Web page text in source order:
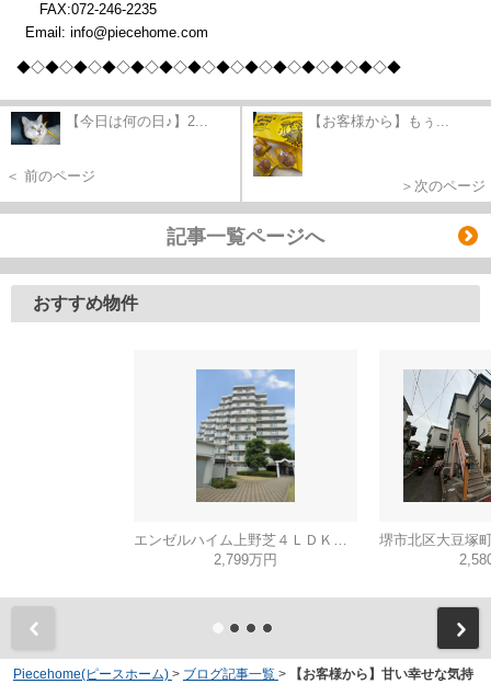
FAX:072-246-2235
Email: info@piecehome.com
◆◇◆◇◆◇◆◇◆◇◆◇◆◇◆◇◆◇◆◇◆◇◆◇◆◇◆
【今日は何の日♪】2...
＜ 前のページ
【お客様から】もぅ...
＞次のページ
記事一覧ページへ
おすすめ物件
エンゼルハイム上野芝４ＬＤＫ（西百舌鳥小学校）
2,799万円
Piecehome(ピースホーム) > ブログ記事一覧 >
【お客様から】甘い幸せな気持